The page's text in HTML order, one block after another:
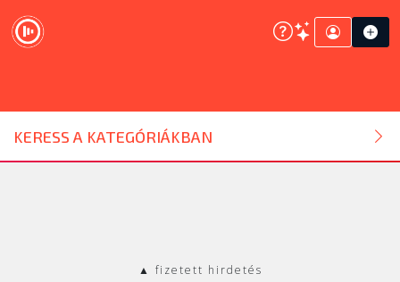
KERESS A KATEGÓRIÁKBAN
DJ ESZKÖZ
HANGTECHNIKA
▲ fizetett hirdetés